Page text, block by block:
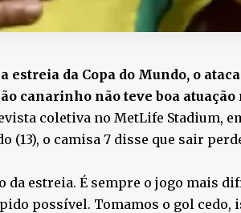
estreia da Copa do Mundo, o
canarinho não teve boa atuação
coletiva no MetLife Stadium,
(13), o camisa 7 disse que sair
da estreia. É sempre o jogo mais
possível. Tomamos o gol cedo,